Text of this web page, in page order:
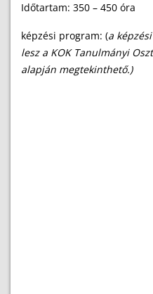
Időtartam: 350 – 450 óra
képzési program: (a
lesz a KOK Tanulmányi
alapján megtekinthető.)